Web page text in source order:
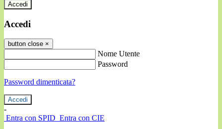
Accedi
Accedi
button close ×
Nome Utente
Password
Password dimenticata?
-
Entra con SPID Entra con CIE